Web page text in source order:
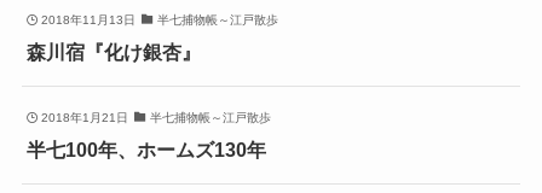
2018年11月13日 半七捕物帳～江戸散歩
森川宿『化け銀杏』
2018年1月21日 半七捕物帳～江戸散歩
半七100年、ホームズ130年